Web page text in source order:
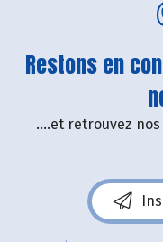
Restons en
....et retrouvez